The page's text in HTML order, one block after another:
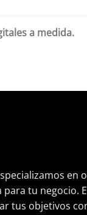
a medida.
en
para tu negocio.
tus objetivos